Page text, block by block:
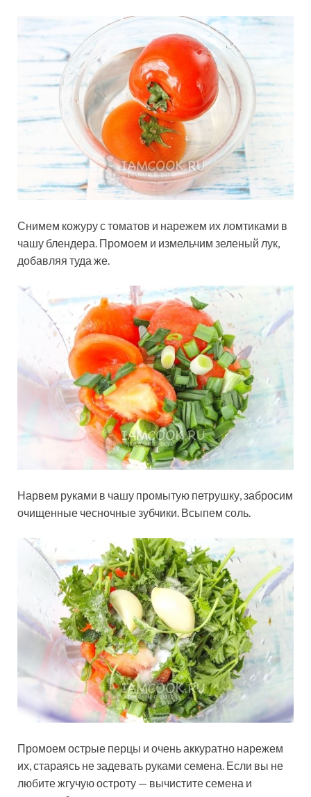
Снимем кожуру с томатов и нарежем их ломтиками в
чашу блендера. Промоем и измельчим зеленый лук,
добавляя туда же.
Нарвем руками в чашу промытую петрушку, забросим
очищенные чесночные зубчики. Всыпем соль.
Промоем острые перцы и очень аккуратно нарежем
их, стараясь не задевать руками семена. Если вы не
любите жгучую остроту — вычистите семена и